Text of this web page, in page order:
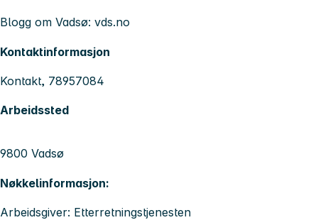
Blogg om Vadsø: vds.no
Kontaktinformasjon
Kontakt, 78957084
Arbeidssted
9800 Vadsø
Nøkkelinformasjon:
Arbeidsgiver: Etterretningstjenesten